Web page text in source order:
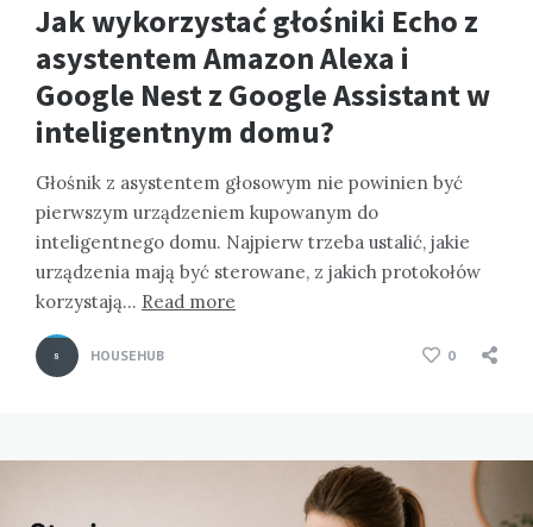
Jak wykorzystać głośniki Echo z
asystentem Amazon Alexa i
Google Nest z Google Assistant w
inteligentnym domu?
Głośnik z asystentem głosowym nie powinien być
pierwszym urządzeniem kupowanym do
inteligentnego domu. Najpierw trzeba ustalić, jakie
urządzenia mają być sterowane, z jakich protokołów
korzystają… Read more
HOUSEHUB 0